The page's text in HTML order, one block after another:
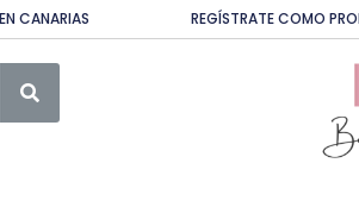
CANARIAS REGÍSTRATE COMO